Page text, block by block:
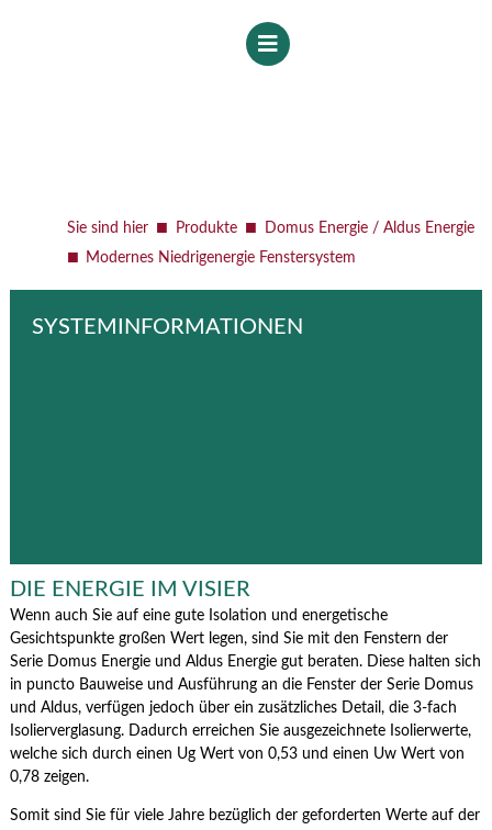
Sie sind hier ■ Produkte ■ Domus Energie / Aldus Energie
■ Modernes Niedrigenergie Fenstersystem
SYSTEMINFORMATIONEN
DIE ENERGIE IM VISIER
Wenn auch Sie auf eine gute Isolation und energetische
Gesichtspunkte großen Wert legen, sind Sie mit den Fenstern der
Serie Domus Energie und Aldus Energie gut beraten. Diese halten sich
in puncto Bauweise und Ausführung an die Fenster der Serie Domus
und Aldus, verfügen jedoch über ein zusätzliches Detail, die 3-fach
Isolierverglasung. Dadurch erreichen Sie ausgezeichnete Isolierwerte,
welche sich durch einen Ug Wert von 0,53 und einen Uw Wert von
0,78 zeigen.
Somit sind Sie für viele Jahre bezüglich der geforderten Werte auf der